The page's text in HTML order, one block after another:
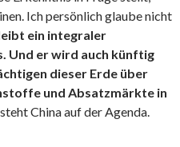
Ich persönlich glaube nicht
ein integraler
Und er wird auch künftig
dieser Erde über
und Absatzmärkte in
China auf der Agenda.